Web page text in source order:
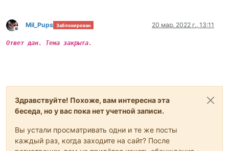
Не в сети
Mil_Pups Заблокирован 20 мар. 2022 г., 13:11
Ответ дан. Тема закрыта.
Здравствуйте! Похоже, вам интересна эта
беседа, но у вас пока нет учетной записи.
Вы устали просматривать одни и те же посты
каждый раз, когда заходите на сайт? После